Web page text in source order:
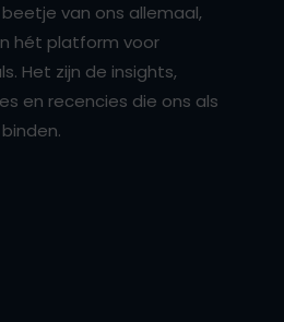
van ons allemaal,
hét platform voor
Het zijn de insights,
en recencies die ons als